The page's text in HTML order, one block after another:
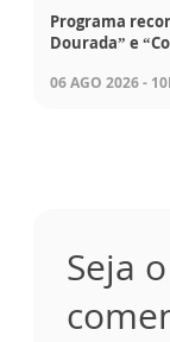
Programa
Dourada” e
06 AGO 2026 -
Seja